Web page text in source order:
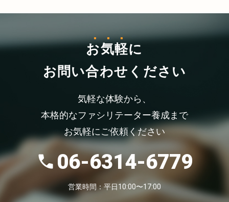
お気軽に
お問い合わせください
気軽な体験から、
本格的なファシリテーター養成まで
お気軽にご依頼ください
06-6314-6779
営業時間：平日10:00〜17:00